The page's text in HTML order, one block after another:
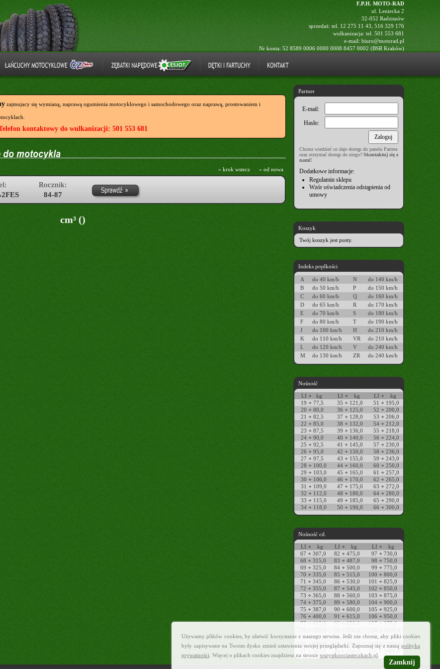
Używamy plików cookies, by ułatwić korzystanie z naszego serwisu. Jeśli nie chcesz, aby pliki cookies
były zapisywane na Twoim dysku zmień ustawienia swojej przeglądarki. Zapoznaj się z naszą polityką
prywatności . Więcej o plikach cookies znajdziesz na stronie wszystkoociasteczkach.pl
Zamknij
F.P.H. MOTO-RAD
ul. Leniecka 2
32-052 Radziszów
sprzedaż: tel. 12 275 11 43,516 329 176
wulkanizacja: tel. 501 553 681
e-mail: biuro@motorad.pl
Nr konta: 52 8589 0006 0000 0008 8457 0002 (BSR Kraków)
zajmujacy się wymianą, naprawą ogumienia motocyklowego i samochodowego oraz naprawą, prostowaniem i
kontaktowy do wulkanizacji: 501 553 681
« krok wstecz « od nowa
Rocznik:
84-87
cm³ ()
Partner
E-mail:
Hasło:
Chcesz wiedzieć co daje dostęp do panelu Partera
oraz otrzymać dostęp do niego? Skontaktuj się z
nami!
Dodatkowe informacje:
Regulamin sklepu
Wzór oświadczenia odstąpienia od
umowy
Koszyk
Twój koszyk jest pusty.
Indeks prędkości
A do 40 km/h N
do 140 km/h
B
do 50 km/h P
do 150 km/h
C
do 60 km/h Q
do 160 km/h
D
do 65 km/h R
do 170 km/h
E
do 70 km/h S
do 180 km/h
F
do 80 km/h T
do 190 km/h
J
do 100 km/h H
do 210 km/h
K
do 110 km/h VR
do 210 km/h
L
do 120 km/h V
do 240 km/h
M
do 130 km/h ZR do 240 km/h
Nośność
LI kg LI kg LI
kg
19
77,5 35 121,0 51
195,0
20
80,0 36 125,0 52
200,0
21
82,5 37 128,0 53
206,0
22
85,0 38 132,0 54
212,0
23
87,5 39 136,0 55
218,0
24
90,0 40 140,0 56
224,0
25
92,5 41 145,0 57
230,0
26
95,0 42 150,0 58
236,0
27
97,5 43 155,0 59
243,0
28
100,0 44 160,0 60
250,0
29
103,0 45 165,0 61
257,0
30
106,0 46 170,0 62
265,0
31
109,0 47 175,0 63
272,0
32
112,0 48 180,0 64
280,0
33
115,0 49 185,0 65
290,0
34
118,0 50 190,0 66 300,0
Nośność cd.
LI kg LI kg LI
kg
67
307,0 82 475,0 97
730,0
68
315,0 83 487,0 98
750,0
69
325,0 84 500,0 99
775,0
70
335,0 85 515,0 100
800,0
71
345,0 86 530,0 101
825,0
72
355,0 87 545,0 102
850,0
73
365,0 88 560,0 103
875,0
74
375,0 89 580,0 104
900,0
75
387,0 90 600,0 105
925,0
76
400,0 91 615,0 106
950,0
77
412,0 92 630,0 107
975,0
79
437,0 94 670,0 109
1030,0
80
450,0 95 690,0 110
1060,0
96 1090,0